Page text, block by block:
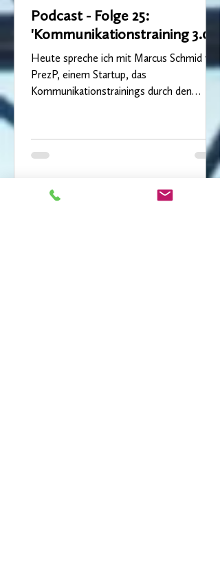
Podcast - Folge 25:
'Kommunikationstraining 3.0'
Heute spreche ich mit Marcus Schmid von
PrezP, einem Startup, das
Kommunikationstrainings durch den